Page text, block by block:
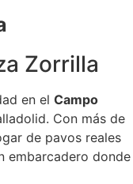
Zorrilla
en el Campo
Con más de
de pavos reales
embarcadero donde